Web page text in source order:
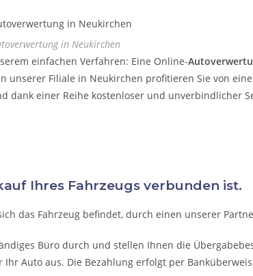
in Neukirchen
einfachen Verfahren: Eine Online-
unserer Filiale in Neukirchen profitieren Sie von
dank einer Reihe kostenloser und unverbindlicher
Ihres Fahrzeugs verbunden ist.
das Fahrzeug befindet, durch einen unserer
Büro durch und stellen Ihnen die
Auto aus. Die Bezahlung erfolgt per